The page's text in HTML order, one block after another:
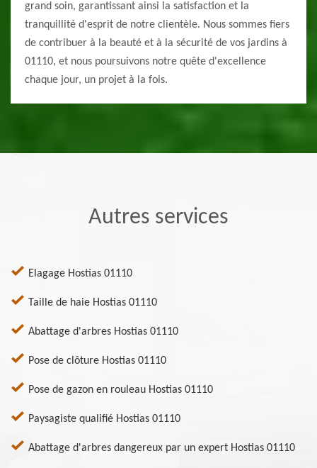
grand soin, garantissant ainsi la satisfaction et la
tranquillité d'esprit de notre clientèle. Nous sommes fiers
de contribuer à la beauté et à la sécurité de vos jardins à
01110, et nous poursuivons notre quête d'excellence
chaque jour, un projet à la fois.
Autres services
Elagage Hostias 01110
Taille de haie Hostias 01110
Abattage d'arbres Hostias 01110
Pose de clôture Hostias 01110
Pose de gazon en rouleau Hostias 01110
Paysagiste qualifié Hostias 01110
Abattage d'arbres dangereux par un expert Hostias 01110